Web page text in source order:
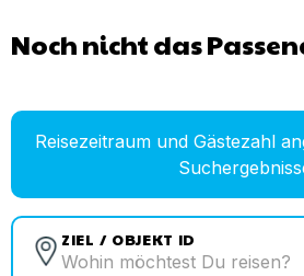
Noch nicht das
Reisezeitraum und Gästezahl
ZIEL / OBJEKT ID